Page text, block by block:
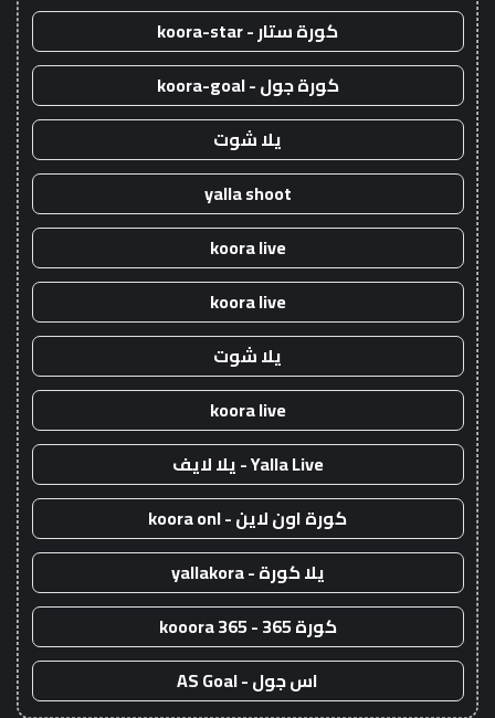
كورة ستار - koora-star
كورة جول - koora-goal
يلا شوت
yalla shoot
koora live
koora live
يلا شوت
koora live
Yalla Live - يلا لايف
كورة اون لاين - koora onl
يلا كورة - yallakora
كورة 365 - kooora 365
اس جول - AS Goal